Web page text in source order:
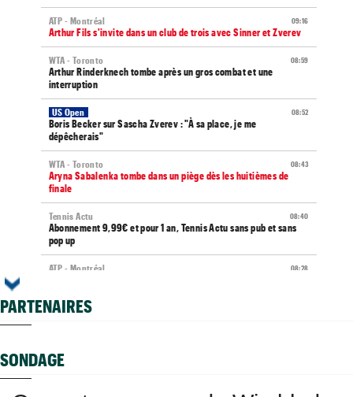
09:16
ATP - Montréal
Arthur Fils s'invite dans un club de trois avec Sinner et Zverev
08:59
WTA - Toronto
Arthur Rinderknech tombe après un gros combat et une
interruption
08:52
US Open
Boris Becker sur Sascha Zverev : "À sa place, je me
dépêcherais"
08:43
WTA - Toronto
Aryna Sabalenka tombe dans un piège dès les huitièmes de
finale
08:40
Tennis Actu
Abonnement 9,99€ et pour 1 an, Tennis Actu sans pub et sans
pop up
08:28
ATP - Montréal
PARTENAIRES
SONDAGE